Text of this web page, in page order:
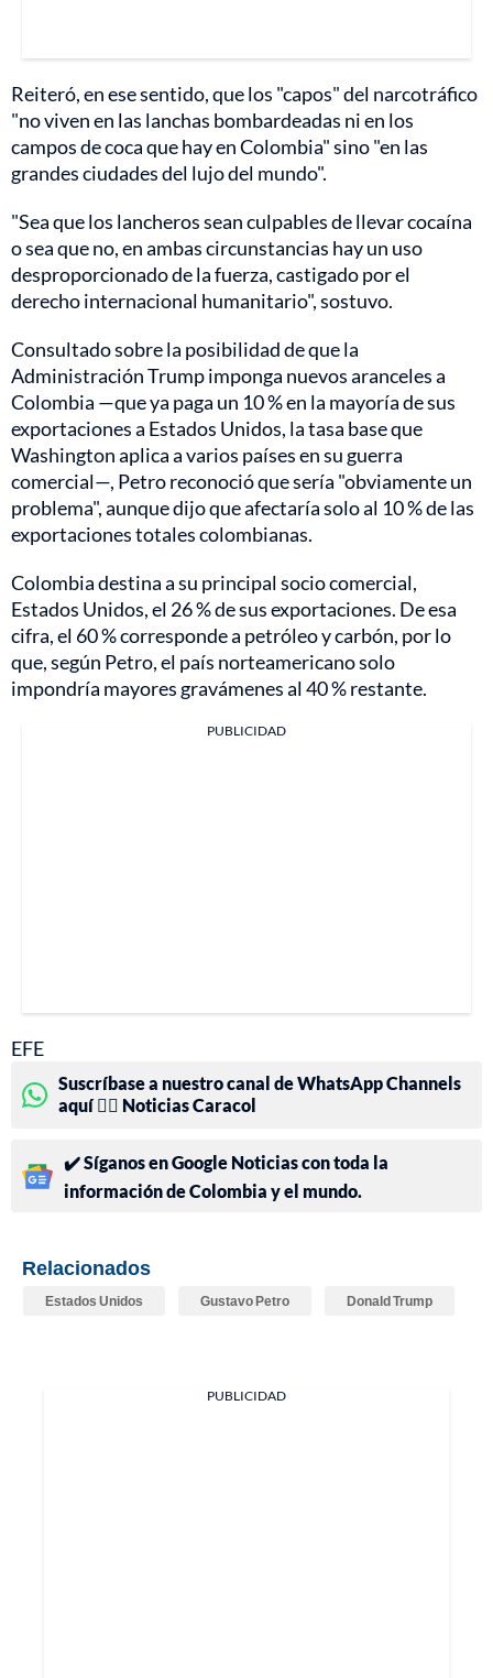
Reiteró, en ese sentido, que los "capos" del narcotráfico
"no viven en las lanchas bombardeadas ni en los
campos de coca que hay en Colombia" sino "en las
grandes ciudades del lujo del mundo".
"Sea que los lancheros sean culpables de llevar cocaína
o sea que no, en ambas circunstancias hay un uso
desproporcionado de la fuerza, castigado por el
derecho internacional humanitario", sostuvo.
Consultado sobre la posibilidad de que la
Administración Trump imponga nuevos aranceles a
Colombia —que ya paga un 10 % en la mayoría de sus
exportaciones a Estados Unidos, la tasa base que
Washington aplica a varios países en su guerra
comercial—, Petro reconoció que sería "obviamente un
problema", aunque dijo que afectaría solo al 10 % de las
exportaciones totales colombianas.
Colombia destina a su principal socio comercial,
Estados Unidos, el 26 % de sus exportaciones. De esa
cifra, el 60 % corresponde a petróleo y carbón, por lo
que, según Petro, el país norteamericano solo
impondría mayores gravámenes al 40 % restante.
PUBLICIDAD
EFE
Suscríbase a nuestro canal de WhatsApp Channels
aquí 👉🏻 Noticias Caracol
✔️ Síganos en Google Noticias con toda la
información de Colombia y el mundo.
Relacionados
Estados Unidos Gustavo Petro Donald Trump
PUBLICIDAD